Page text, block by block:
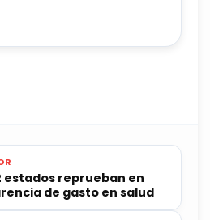
estados reprueban en
de gasto en salud